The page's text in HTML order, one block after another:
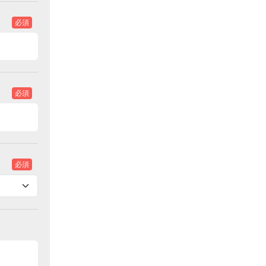
必須
必須
必須